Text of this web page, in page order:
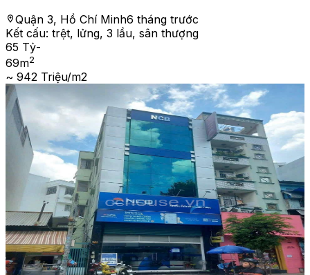
Quận 3, Hồ Chí Minh6 tháng trước
Kết cấu: trệt, lửng, 3 lầu, sân thượng
65 Tỷ-
69m2
~ 942 Triệu/m2